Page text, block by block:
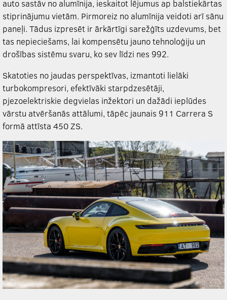
auto sastāv no alumīnija, ieskaitot lējumus ap balstiekārtas
stiprinājumu vietām. Pirmoreiz no alumīnija veidoti arī sānu
paneļi. Tādus izpresēt ir ārkārtīgi sarežģīts uzdevums, bet
tas nepieciešams, lai kompensētu jauno tehnoloģiju un
drošības sistēmu svaru, ko sev līdzi nes 992.
Skatoties no jaudas perspektīvas, izmantoti lielāki
turbokompresori, efektīvāki starpdzesētāji,
pjezoelektriskie degvielas inžektori un dažādi ieplūdes
vārstu atvēršanās attālumi, tāpēc jaunais 911 Carrera S
formā attīsta 450 ZS.